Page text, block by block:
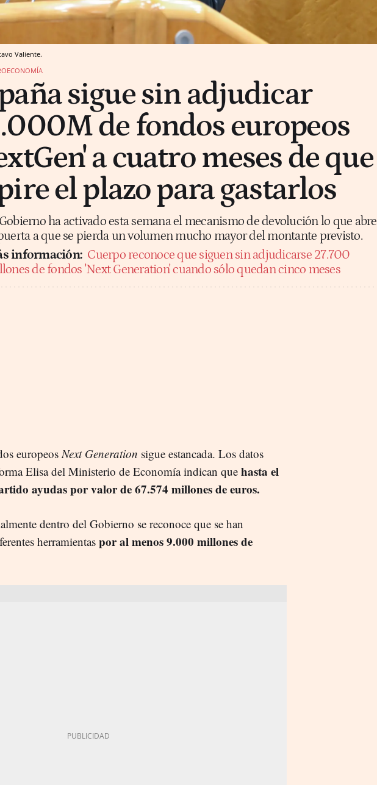
Valiente.
sigue sin adjudicar
de fondos europeos
a cuatro meses de que
el plazo para gastarlos
ha activado esta semana el mecanismo de devolución lo que abre
a que se pierda un volumen mucho mayor del montante previsto.
información: Cuerpo reconoce que siguen sin adjudicarse 27.700
de fondos 'Next Generation' cuando sólo quedan cinco meses
europeos Next Generation sigue estancada. Los datos
Elisa del Ministerio de Economía indican que hasta el
ayudas por valor de 67.574 millones de euros.
dentro del Gobierno se reconoce que se han
herramientas por al menos 9.000 millones de